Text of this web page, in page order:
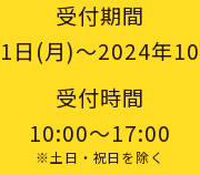
ご同意いただける方
ーン期間中に、対象
入のお届け明細書兼請
方
よび賞品の送付先が
受付期間
日(月)〜2024年
受付時間
10:00～17:00
※土日・祝日を除く